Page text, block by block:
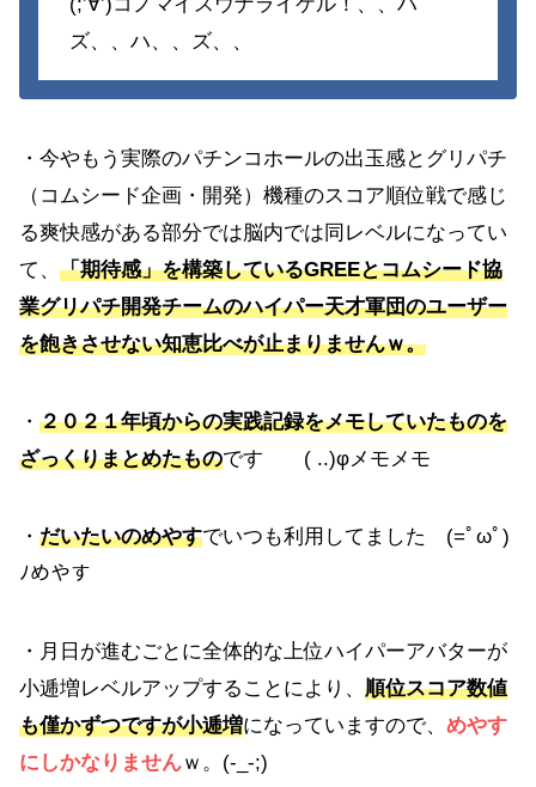
ズ、、ハ、、ズ、、
・今やもう実際のパチンコホールの出玉感とグリパチ
（コムシード企画・開発）機種のスコア順位戦で感じ
る爽快感がある部分では脳内では同レベルになってい
て、 「期待感」を構築しているGREEとコムシード協
業グリパチ開発チームのハイパー天才軍団のユーザー
を飽きさせない知恵比べが止まりませんｗ。
・ ２０２１年頃からの実践記録をメモしていたものを
ざっくりまとめたものです ( ..)φメモメモ
・ だいたいのめやすでいつも利用してました (=ﾟωﾟ)
ﾉめやす
・月日が進むごとに全体的な上位ハイパーアバターが
小逓増レベルアップすることにより、 順位スコア数値
も僅かずつですが小逓増になっていますので、 めやす
にしかなりませんｗ。(-_-;)